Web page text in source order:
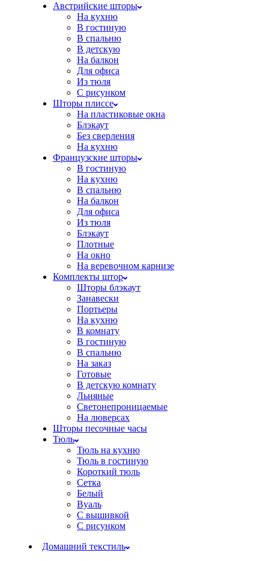
Австрийские шторы
На кухню
В гостиную
В спальню
В детскую
На балкон
Для офиса
Из тюля
С рисунком
Шторы плиссе
На пластиковые окна
Блэкаут
Без сверления
На кухню
Французские шторы
В гостиную
На кухню
В спальню
На балкон
Для офиса
Из тюля
Блэкаут
Плотные
На окно
На веревочном карнизе
Комплекты штор
Шторы блэкаут
Занавески
Портьеры
На кухню
В комнату
В гостиную
В спальню
На заказ
Готовые
В детскую комнату
Льняные
Светонепроницаемые
На люверсах
Шторы песочные часы
Тюль
Тюль на кухню
Тюль в гостиную
Короткий тюль
Сетка
Белый
Вуаль
С вышивкой
С рисунком
Домашний текстиль